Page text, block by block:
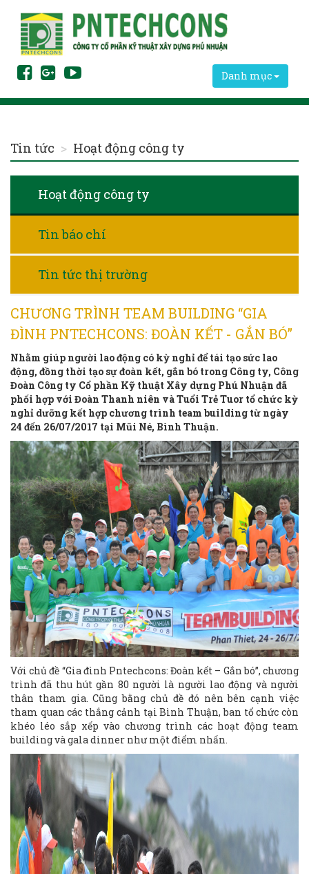
Danh mục
Tin tức Hoạt động công ty
Hoạt động công ty
Tin báo chí
Tin tức thị trường
CHƯƠNG TRÌNH TEAM BUILDING “GIA
ĐÌNH PNTECHCONS: ĐOÀN KẾT - GẮN BÓ”
Nhằm giúp người lao động có kỳ nghỉ để tái tạo sức lao
động, đồng thời tạo sự đoàn kết, gắn bó trong Công ty, Công
Đoàn Công ty Cổ phần Kỹ thuật Xây dựng Phú Nhuận đã
phối hợp với Đoàn Thanh niên và Tuổi Trẻ Tuor tổ chức kỳ
nghỉ dưỡng kết hợp chương trình team building từ ngày
24 đến 26/07/2017 tại Mũi Né, Bình Thuận.
Với chủ đề “Gia đình Pntechcons: Đoàn kết – Gắn bó”, chương
trình đã thu hút gần 80 người là người lao động và người
thân tham gia. Cũng bằng chủ đề đó nên bên cạnh việc
tham quan các thắng cảnh tại Bình Thuận, ban tổ chức còn
khéo léo sắp xếp vào chương trình các hoạt động team
building và gala dinner như một điểm nhấn.